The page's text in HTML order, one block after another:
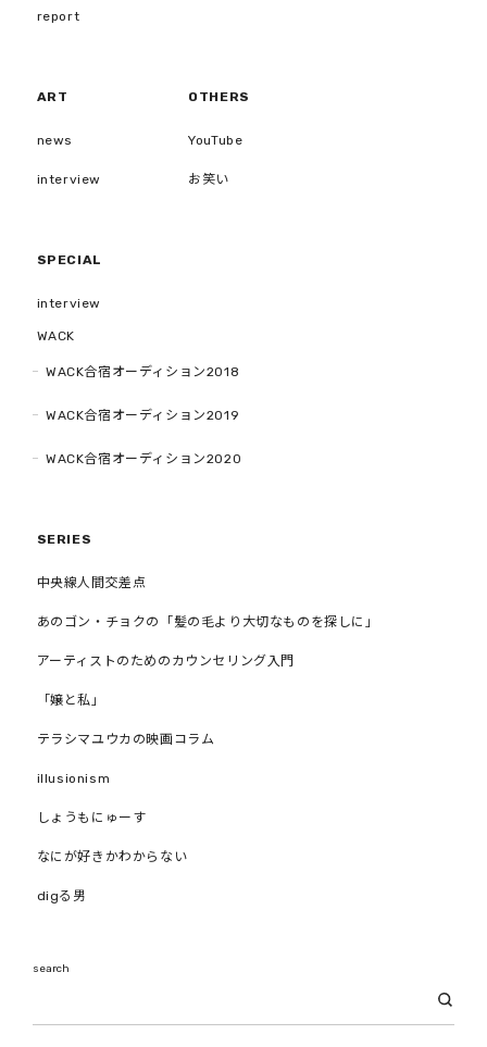
report
ART
news
interview
OTHERS
YouTube
お笑い
SPECIAL
interview
WACK
WACK合宿オーディション2018
WACK合宿オーディション2019
WACK合宿オーディション2020
SERIES
中央線人間交差点
あのゴン・チョクの「髪の毛より大切なものを探しに」
アーティストのためのカウンセリング入門
「嬢と私」
テラシマユウカの映画コラム
illusionism
しょうもにゅーす
なにが好きかわからない
digる男
search